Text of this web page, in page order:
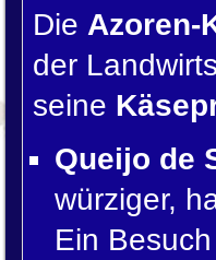
Die Azoren-
der
seine
Queijo de
würziger,
Ein